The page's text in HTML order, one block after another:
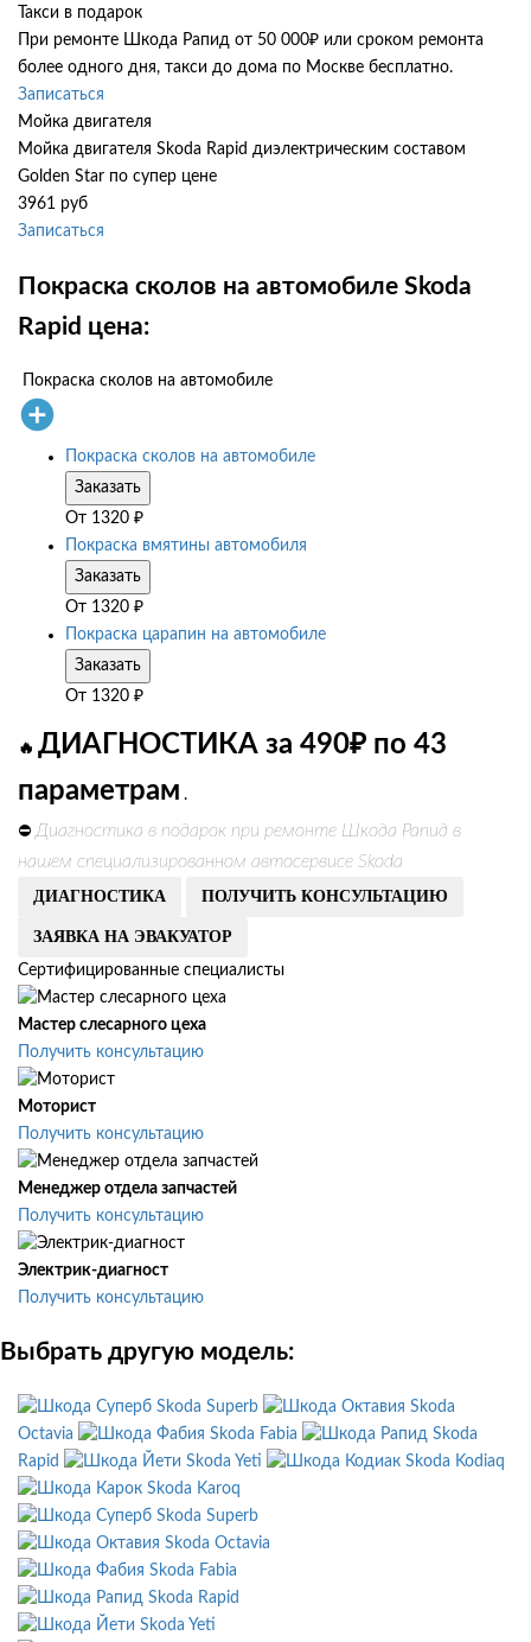
Такси в подарок
При ремонте Шкода Рапид от 50 000₽ или сроком ремонта
более одного дня, такси до дома по Москве бесплатно.
Записаться
Мойка двигателя
Мойка двигателя Skoda Rapid диэлектрическим составом
Golden Star по супер цене
3961 руб
Записаться
Покраска сколов на автомобиле Skoda
Rapid цена:
Покраска сколов на автомобиле
Покраска сколов на автомобиле
Заказать
От 1320 ₽
Покраска вмятины автомобиля
Заказать
От 1320 ₽
Покраска царапин на автомобиле
Заказать
От 1320 ₽
🔥 ДИАГНОСТИКА за 490₽ по 43
параметрам .
⛔ Диагностика в подарок при ремонте Шкода Рапид в
нашем специализированном автосервисе Skoda
ДИАГНОСТИКА ПОЛУЧИТЬ КОНСУЛЬТАЦИЮ
ЗАЯВКА НА ЭВАКУАТОР
Сертифицированные специалисты
Мастер слесарного цеха
Получить консультацию
Моторист
Получить консультацию
Менеджер отдела запчастей
Получить консультацию
Электрик-диагност
Получить консультацию
Выбрать другую модель:
Skoda Superb
Skoda
Octavia
Skoda Fabia
Skoda
Rapid
Skoda Yeti
Skoda Kodiaq
Skoda Karoq
Skoda Superb
Skoda Octavia
Skoda Fabia
Skoda Rapid
Skoda Yeti